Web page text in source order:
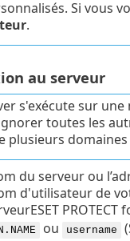
Si vous
.
au serveur
s'exécute sur
toutes les
du serveur ou
d'utilisateur de
ou username